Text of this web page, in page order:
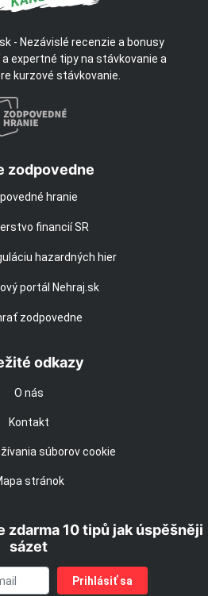
- Nezávislé recenzie a bonusy
expertné tipy na stávkovanie a
kurzové stávkovanie.
zodpovedne
hranie
financií SR
hazardných hier
portál Nehraj.sk
zodpovedne
odkazy
O nás
Kontakt
súborov cookie
stránok
zdarma 10 tipů jak úspěšněji
sázet